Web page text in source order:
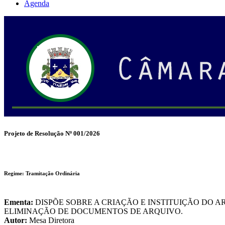
Agenda
Projeto de Resolução Nº 001/2026
Regime: Tramitação Ordinária
Ementa: DISPÕE SOBRE A CRIAÇÃO E INSTITUIÇÃO DO
ELIMINAÇÃO DE DOCUMENTOS DE ARQUIVO.
Autor: Mesa Diretora